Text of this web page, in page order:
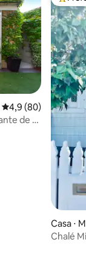
hóspedes
4,9 de uma
4,9 (80)
de 3
Entre
Casa ⋅
Chalé Middle